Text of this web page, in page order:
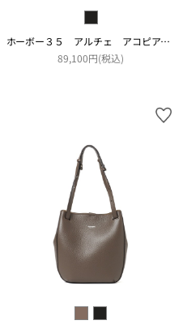
ホーボー３５ アルチェ アコピアート
89,100円(税込)